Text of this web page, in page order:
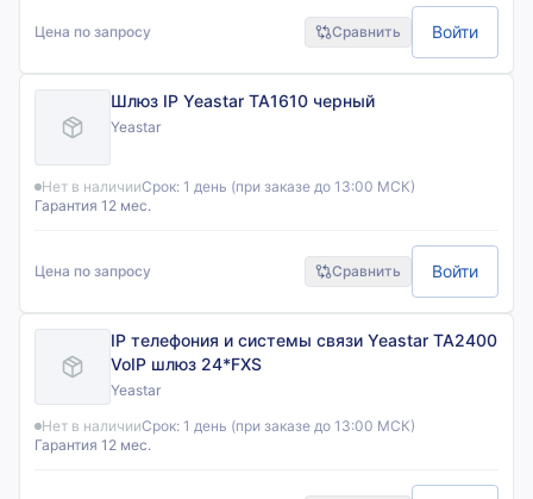
Цена по запросу Сравнить Войти
Шлюз IP Yeastar TA1610 черный
Yeastar
Нет в наличииСрок: 1 день (при заказе до 13:00 МСК)
Гарантия 12 мес.
Цена по запросу Сравнить Войти
IP телефония и системы связи Yeastar TA2400
VoIP шлюз 24*FXS
Yeastar
Нет в наличииСрок: 1 день (при заказе до 13:00 МСК)
Гарантия 12 мес.